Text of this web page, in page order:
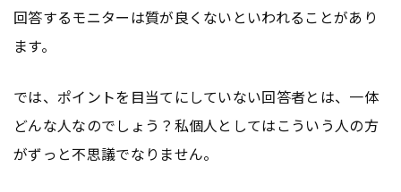
回答するモニターは質が良くないといわれることがあり
ます。
では、ポイントを目当てにしていない回答者とは、一体
どんな人なのでしょう？私個人としてはこういう人の方
がずっと不思議でなりません。